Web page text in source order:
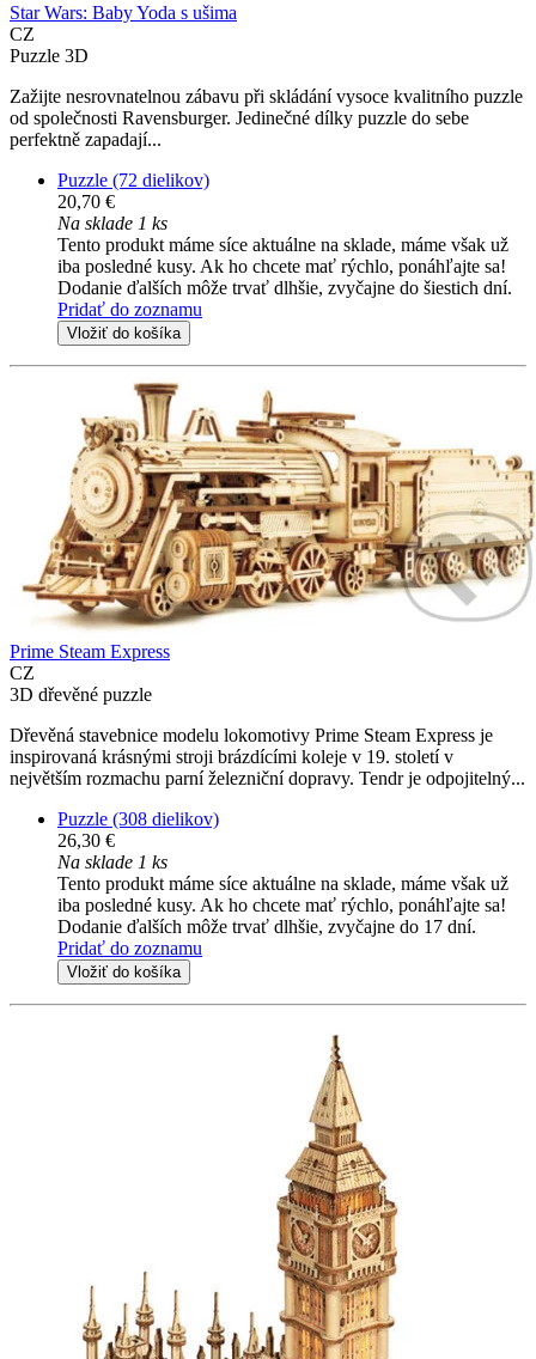
Star Wars: Baby Yoda s ušima
CZ
Puzzle 3D
Zažijte nesrovnatelnou zábavu při skládání vysoce kvalitního puzzle
od společnosti Ravensburger. Jedinečné dílky puzzle do sebe
perfektně zapadají...
Puzzle (72 dielikov)
20,70 €
Na sklade 1 ks
Tento produkt máme síce aktuálne na sklade, máme však už
iba posledné kusy. Ak ho chcete mať rýchlo, ponáhľajte sa!
Dodanie ďalších môže trvať dlhšie, zvyčajne do šiestich dní.
Pridať do zoznamu
Vložiť do košíka
Prime Steam Express
CZ
3D dřevěné puzzle
Dřevěná stavebnice modelu lokomotivy Prime Steam Express je
inspirovaná krásnými stroji brázdícími koleje v 19. století v
největším rozmachu parní železniční dopravy. Tendr je odpojitelný...
Puzzle (308 dielikov)
26,30 €
Na sklade 1 ks
Tento produkt máme síce aktuálne na sklade, máme však už
iba posledné kusy. Ak ho chcete mať rýchlo, ponáhľajte sa!
Dodanie ďalších môže trvať dlhšie, zvyčajne do 17 dní.
Pridať do zoznamu
Vložiť do košíka